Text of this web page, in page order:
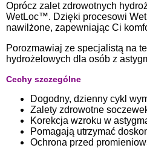
Oprócz zalet zdrowotnych
WetLoc™. Dzięki procesowi
nawilżone, zapewniając Ci
Porozmawiaj ze specjalistą na
hydrożelowych dla osób z
Cechy szczególne
Dogodny, dzienny cykl
Zalety zdrowotne
Korekcja wzroku w
Pomagają utrzymać
Ochrona przed